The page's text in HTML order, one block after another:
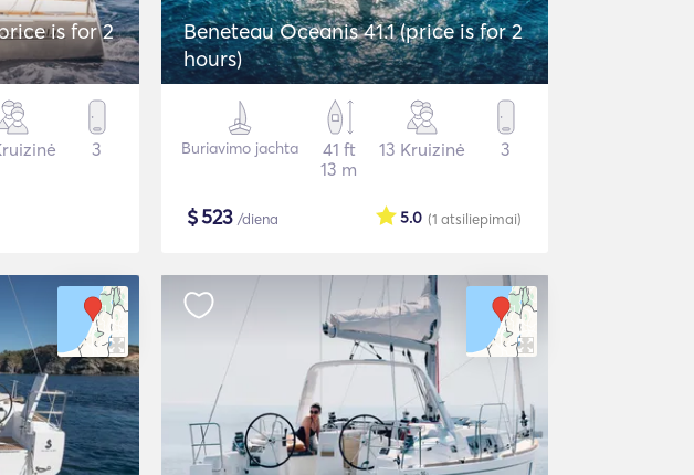
is for 2
3
Beneteau Oceanis 41.1 (price is for 2
hours)
Buriavimo jachta
41 ft
13 m
13 Kruizinė 3
$523 /diena (1 atsiliepimai)
5.0